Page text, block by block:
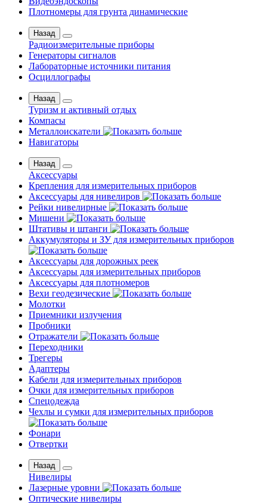
Плотномеры для грунта динамические
Назад
Радиоизмерительные приборы
Генераторы сигналов
Лабораторные источники питания
Осциллографы
Назад
Туризм и активный отдых
Компасы
Металлоискатели
Навигаторы
Назад
Аксессуары
Крепления для измерительных приборов
Аксессуары для нивелиров
Рейки нивелирные
Мишени
Штативы и штанги
Аккумуляторы и ЗУ для измерительных приборов
Аксессуары для дорожных реек
Аксессуары для измерительных приборов
Аксессуары для плотномеров
Вехи геодезические
Молотки
Приемники излучения
Пробники
Отражатели
Переходники
Трегеры
Адаптеры
Кабели для измерительных приборов
Очки для измерительных приборов
Спецодежда
Чехлы и сумки для измерительных приборов
Фонари
Отвертки
Назад
Нивелиры
Лазерные уровни
Оптические нивелиры